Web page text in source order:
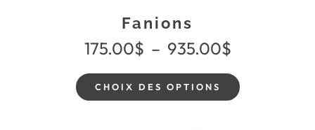
Fanions
175.00$ – 935.00$
CHOIX DES OPTIONS